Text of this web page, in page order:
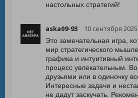
настольных стратегий!
aska09-93 10 сентября
Это замечательная игра,
мир стратегического
графика и интуитивный
процесс увлекательным.
друзьями или в одиночку
Интересные задачи и
не дадут заскучать.